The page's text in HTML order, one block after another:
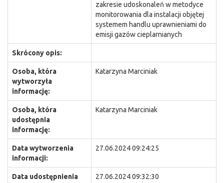
zakresie udoskonaleń w metodyce
monitorowania dla instalacji objętej
systemem handlu uprawnieniami do
emisji gazów cieplarnianych
Skrócony opis:
Osoba, która
wytworzyła
informację:
Katarzyna Marciniak
Osoba, która
udostępnia
informację:
Katarzyna Marciniak
Data wytworzenia
informacji:
27.06.2024 09:24:25
Data udostępnienia
27.06.2024 09:32:30